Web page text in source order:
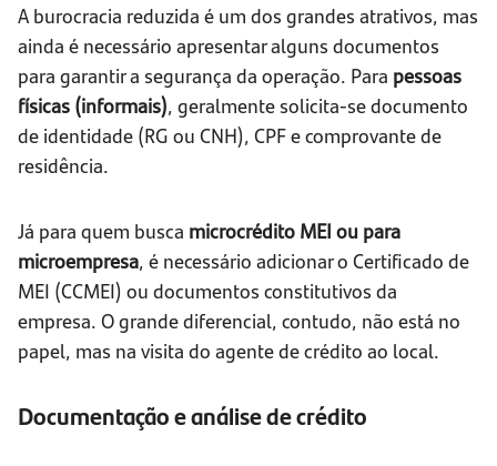
A burocracia reduzida é um dos grandes atrativos, mas
ainda é necessário apresentar alguns documentos
para garantir a segurança da operação. Para pessoas
físicas (informais), geralmente solicita-se documento
de identidade (RG ou CNH), CPF e comprovante de
residência.
Já para quem busca microcrédito MEI ou para
microempresa, é necessário adicionar o Certificado de
MEI (CCMEI) ou documentos constitutivos da
empresa. O grande diferencial, contudo, não está no
papel, mas na visita do agente de crédito ao local.
Documentação e análise de crédito